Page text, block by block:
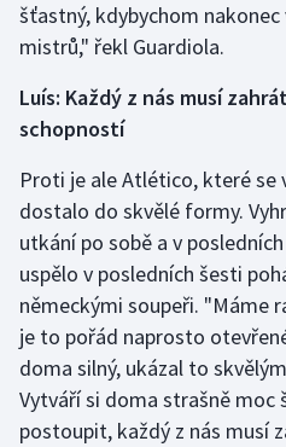
šťastný, kdybychom
mistrů," řekl Guardiola.
Luís: Každý z nás musí
schopností
Proti je ale Atlético, které se
dostalo do skvělé formy.
utkání po sobě a v
uspělo v posledních šesti
německými soupeři. "Máme
je to pořád naprosto
doma silný, ukázal to
Vytváří si doma strašně moc
postoupit, každý z nás musí